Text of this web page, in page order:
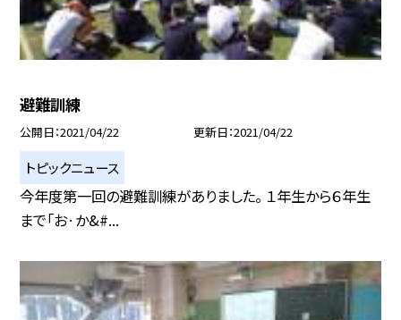
避難訓練
公開日 2021/04/22 更新日 2021/04/22
トピックニュース
今年度第一回の避難訓練がありました。 １年生から６年生
まで「お·か&#...